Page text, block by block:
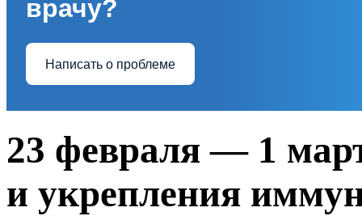
врачу?
Написать о проблеме
23 февраля — 1
и укрепления